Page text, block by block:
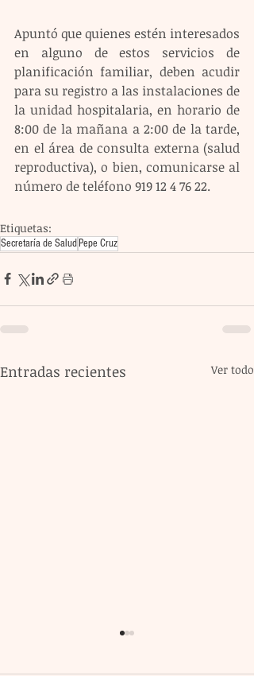
Apuntó que quienes estén interesados
en alguno de estos servicios de
planificación familiar, deben acudir
para su registro a las instalaciones de
la unidad hospitalaria, en horario de
8:00 de la mañana a 2:00 de la tarde,
en el área de consulta externa (salud
reproductiva), o bien, comunicarse al
número de teléfono 919 12 4 76 22.
Etiquetas:
Secretaría de Salud Pepe Cruz
Entradas recientes Ver todo